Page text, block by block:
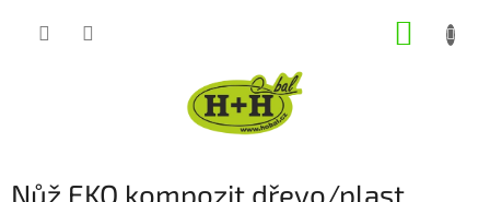
Nůž EKO kompozit dřevo/plast